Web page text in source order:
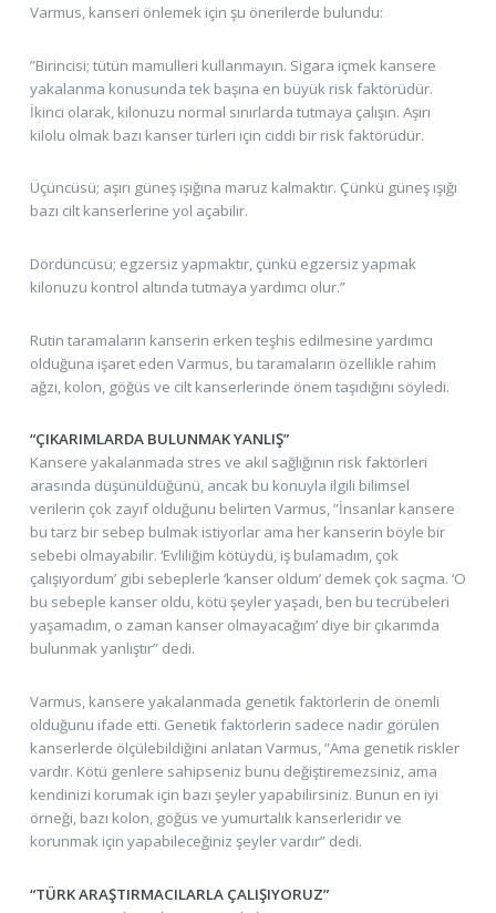
Varmus, kanseri önlemek için şu önerilerde bulundu:
”Birincisi; tütün mamulleri kullanmayın. Sigara içmek kansere
yakalanma konusunda tek başına en büyük risk faktörüdür.
İkinci olarak, kilonuzu normal sınırlarda tutmaya çalışın. Aşırı
kilolu olmak bazı kanser türleri için ciddi bir risk faktörüdür.
Üçüncüsü; aşırı güneş ışığına maruz kalmaktır. Çünkü güneş ışığı
bazı cilt kanserlerine yol açabilir.
Dördüncüsü; egzersiz yapmaktır, çünkü egzersiz yapmak
kilonuzu kontrol altında tutmaya yardımcı olur.”
Rutin taramaların kanserin erken teşhis edilmesine yardımcı
olduğuna işaret eden Varmus, bu taramaların özellikle rahim
ağzı, kolon, göğüs ve cilt kanserlerinde önem taşıdığını söyledi.
“ÇIKARIMLARDA BULUNMAK YANLIŞ”
Kansere yakalanmada stres ve akıl sağlığının risk faktörleri
arasında düşünüldüğünü, ancak bu konuyla ilgili bilimsel
verilerin çok zayıf olduğunu belirten Varmus, ”İnsanlar kansere
bu tarz bir sebep bulmak istiyorlar ama her kanserin böyle bir
sebebi olmayabilir. ‘Evliliğim kötüydü, iş bulamadım, çok
çalışıyordum’ gibi sebeplerle ‘kanser oldum’ demek çok saçma. ‘O
bu sebeple kanser oldu, kötü şeyler yaşadı, ben bu tecrübeleri
yaşamadım, o zaman kanser olmayacağım’ diye bir çıkarımda
bulunmak yanlıştır” dedi.
Varmus, kansere yakalanmada genetik faktörlerin de önemli
olduğunu ifade etti. Genetik faktörlerin sadece nadir görülen
kanserlerde ölçülebildiğini anlatan Varmus, ”Ama genetik riskler
vardır. Kötü genlere sahipseniz bunu değiştiremezsiniz, ama
kendinizi korumak için bazı şeyler yapabilirsiniz. Bunun en iyi
örneği, bazı kolon, göğüs ve yumurtalık kanserleridir ve
korunmak için yapabileceğiniz şeyler vardır” dedi.
“TÜRK ARAŞTIRMACILARLA ÇALIŞIYORUZ”